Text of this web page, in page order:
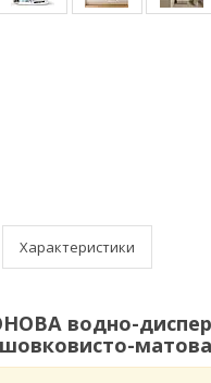
Характеристики
водно-